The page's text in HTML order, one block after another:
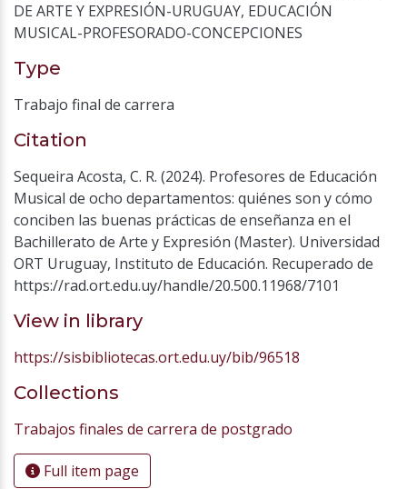
DE ARTE Y EXPRESIÓN-URUGUAY, EDUCACIÓN
MUSICAL-PROFESORADO-CONCEPCIONES
Type
Trabajo final de carrera
Citation
Sequeira Acosta, C. R. (2024). Profesores de Educación
Musical de ocho departamentos: quiénes son y cómo
conciben las buenas prácticas de enseñanza en el
Bachillerato de Arte y Expresión (Master). Universidad
ORT Uruguay, Instituto de Educación. Recuperado de
https://rad.ort.edu.uy/handle/20.500.11968/7101
View in library
https://sisbibliotecas.ort.edu.uy/bib/96518
Collections
Trabajos finales de carrera de postgrado
Full item page